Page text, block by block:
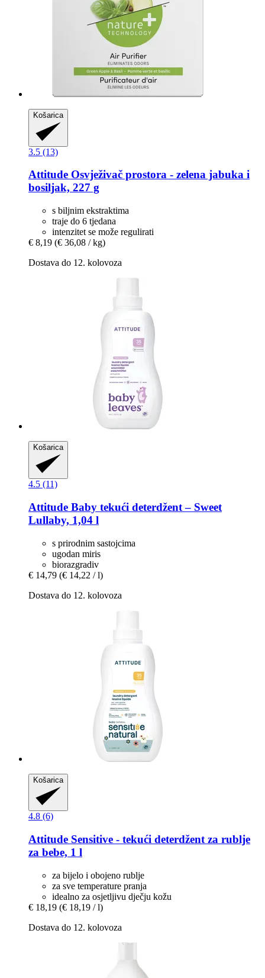
Košarica
3.5 (13)
Attitude Osvježivač prostora -​ zelena jabuka i
bosiljak, 227 g
s biljnim ekstraktima
traje do 6 tjedana
intenzitet se može regulirati
€ 8,19 (€ 36,08 / kg)
Dostava do 12. kolovoza
Košarica
4.5 (11)
Attitude Baby tekući deterdžent – Sweet
Lullaby, 1,04 l
s prirodnim sastojcima
ugodan miris
biorazgradiv
€ 14,79 (€ 14,22 / l)
Dostava do 12. kolovoza
Košarica
4.8 (6)
Attitude Sensitive -​ tekući deterdžent za rublje
za bebe, 1 l
za bijelo i obojeno rublje
za sve temperature pranja
idealno za osjetljivu dječju kožu
€ 18,19 (€ 18,19 / l)
Dostava do 12. kolovoza